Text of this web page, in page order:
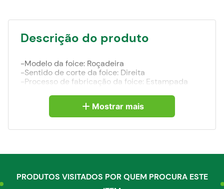
Descrição do produto
-Modelo da foice: Roçadeira
-Sentido de corte da foice: Direita
-Processo de fabricação da foice: Estampada
-Medida do olho da foice: 36,0 mm
-Comprimento da lâmina da foice: 375,0 mm
-Comprimento do encaixe da foice: 175,0 mm
Mostrar mais
PRODUTOS VISITADOS POR QUEM PROCURA ESTE